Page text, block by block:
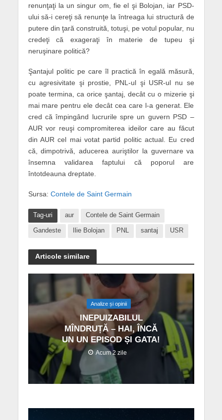
renunţaţi la un singur om, fie el şi Bolojan, iar PSD-
ului să-i cereţi să renunţe la întreaga lui structură de
putere din ţară construită, totuşi, pe votul popular, nu
credeţi că exageraţi în materie de tupeu şi
neruşinare politică?
Şantajul politic pe care îl practică în egală măsură,
cu agresivitate şi prostie, PNL-ul şi USR-ul nu se
poate termina, ca orice şantaj, decât cu o mizerie şi
mai mare pentru ele decât cea care l-a generat. Ele
cred că împingând lucrurile spre un guvern PSD –
AUR vor reuşi compromiterea ideilor care au făcut
din AUR cel mai votat partid politic actual. Eu cred
că, dimpotrivă, aducerea auriştilor la guvernare va
însemna validarea faptului că poporul are
întotdeauna dreptate.
Sursa: Contele de Saint Germain
Tag-uri aur Contele de Saint Germain
Gandeste Ilie Bolojan PNL santaj USR
Articole similare
Analize și opinii
INEPUIZABILUL
MÎNDRUȚĂ – HAI, ÎNCĂ
UN UN EPISOD ȘI GATA!
Acum 2 zile